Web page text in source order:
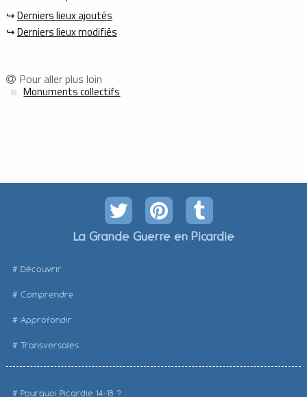
↪Derniers lieux ajoutés
↪Derniers lieux modifiés
Pour aller plus loin
Monuments collectifs
La Grande Guerre en Picardie
Découvrir
Comprendre
Approfondir
Transversales
Pourquoi Picardie 14-18 ?